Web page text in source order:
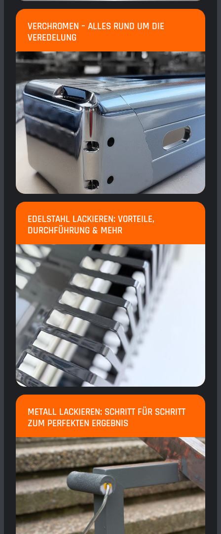
VERCHROMEN – ALLES RUND UM DIE
VEREDELUNG
EDELSTAHL LACKIEREN: VORTEILE,
DURCHFÜHRUNG & MEHR
METALL LACKIEREN: SCHRITT FÜR SCHRITT
ZUM PERFEKTEN ERGEBNIS